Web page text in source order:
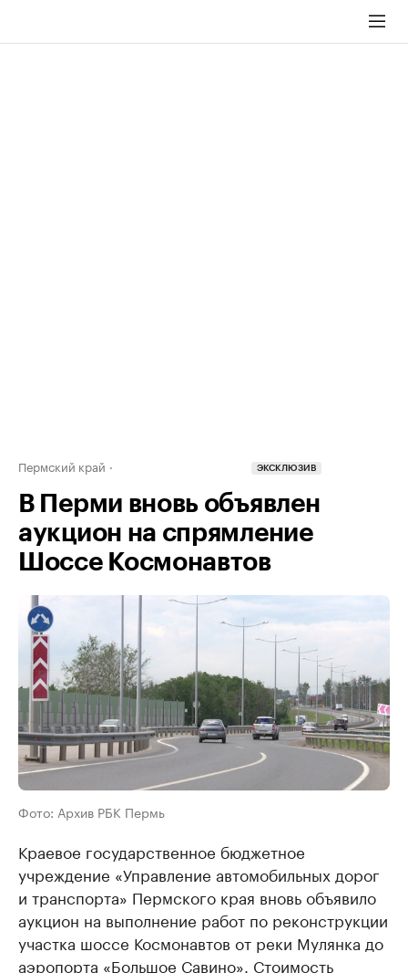
Пермский край ЭКСКЛЮЗИВ
В Перми вновь объявлен
аукцион на спрямление
Шоссе Космонавтов
Фото: Архив РБК Пермь
Краевое государственное бюджетное
учреждение «Управление автомобильных дорог
и транспорта» Пермского края вновь объявило
аукцион на выполнение работ по реконструкции
участка шоссе Космонавтов от реки Мулянка до
аэропорта «Большое Савино». Стоимость